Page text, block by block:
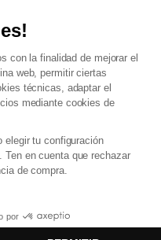
con la finalidad de mejorar el
web, permitir ciertas
técnicas, adaptar el
mediante cookies de
elegir tu configuración
Ten en cuenta que rechazar
de compra.
por
y cookies
Profesional